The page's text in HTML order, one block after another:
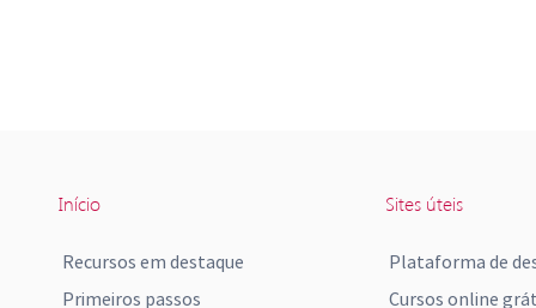
Início
Recursos em destaque
Primeiros passos
Sites úteis
Plataforma de
Cursos online